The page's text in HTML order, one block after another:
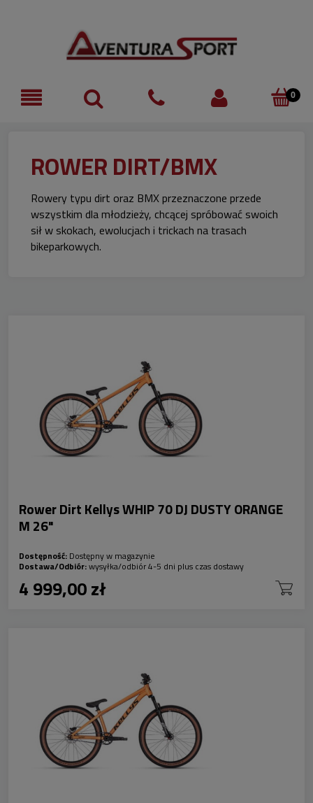
ROWER DIRT/BMX
Rowery typu dirt oraz BMX przeznaczone przede
wszystkim dla młodzieży, chcącej spróbować swoich
sił w skokach, ewolucjach i trickach na trasach
bikeparkowych.
Rower Dirt Kellys WHIP 70 DJ DUSTY ORANGE
M 26"
Dostępność: Dostępny w magazynie
Dostawa/Odbiór:wysyłka/odbiór 4-5 dni plus czas dostawy
4 999,00 zł